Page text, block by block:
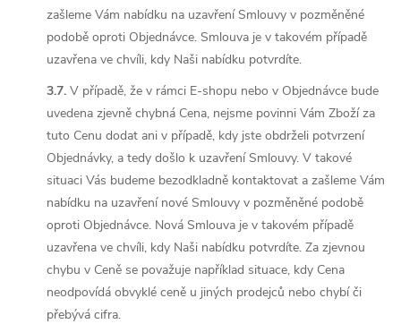
zašleme Vám nabídku na uzavření Smlouvy v pozměněné
podobě oproti Objednávce. Smlouva je v takovém případě
uzavřena ve chvíli, kdy Naši nabídku potvrdíte.
3.7. V případě, že v rámci E-shopu nebo v Objednávce bude
uvedena zjevně chybná Cena, nejsme povinni Vám Zboží za
tuto Cenu dodat ani v případě, kdy jste obdrželi potvrzení
Objednávky, a tedy došlo k uzavření Smlouvy. V takové
situaci Vás budeme bezodkladně kontaktovat a zašleme Vám
nabídku na uzavření nové Smlouvy v pozměněné podobě
oproti Objednávce. Nová Smlouva je v takovém případě
uzavřena ve chvíli, kdy Naši nabídku potvrdíte. Za zjevnou
chybu v Ceně se považuje například situace, kdy Cena
neodpovídá obvyklé ceně u jiných prodejců nebo chybí či
přebývá cifra.